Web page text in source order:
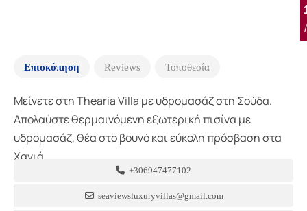
Επισκόπηση Reviews Τοποθεσία
Μείνετε στη Thearia Villa με υδρομασάζ στη Σούδα.
Απολαύστε θερμαινόμενη εξωτερική πισίνα με
υδρομασάζ, θέα στο βουνό και εύκολη πρόσβαση στα
Χανιά.
+306947477102
seaviewsluxuryvillas@gmail.com